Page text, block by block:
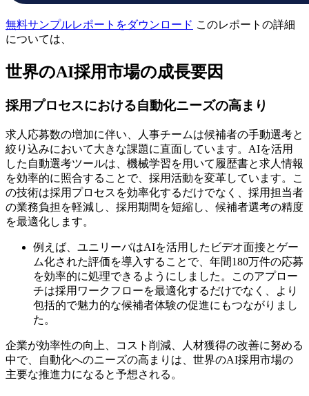
無料サンプルレポートをダウンロード このレポートの詳細
については、
世界のAI採用市場の成長要因
採用プロセスにおける自動化ニーズの高まり
求人応募数の増加に伴い、人事チームは候補者の手動選考と
絞り込みにおいて大きな課題に直面しています。AIを活用
した自動選考ツールは、機械学習を用いて履歴書と求人情報
を効率的に照合することで、採用活動を変革しています。こ
の技術は採用プロセスを効率化するだけでなく、採用担当者
の業務負担を軽減し、採用期間を短縮し、候補者選考の精度
を最適化します。
例えば、ユニリーバはAIを活用したビデオ面接とゲー
ム化された評価を導入することで、年間180万件の応募
を効率的に処理できるようにしました。このアプロー
チは採用ワークフローを最適化するだけでなく、より
包括的で魅力的な候補者体験の促進にもつながりまし
た。
企業が効率性の向上、コスト削減、人材獲得の改善に努める
中で、自動化へのニーズの高まりは、世界のAI採用市場の
主要な推進力になると予想される。